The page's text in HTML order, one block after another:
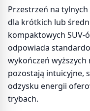
Przestrzeń na
dla krótkich lub
kompaktowych SUV-
odpowiada
wykończeń wyższych
pozostają intuicyjne,
odzysku energii
trybach.